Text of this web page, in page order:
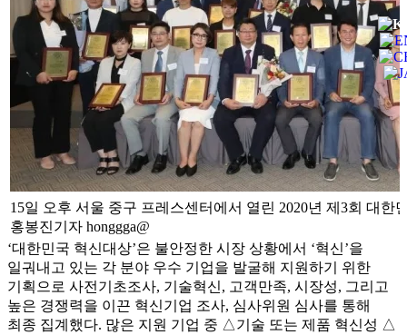
15일 오후 서울 중구 프레스센터에서 열린 2020년 제3회 대한
홍봉진기자 honggga@
‘대한민국 혁신대상’은 불안정한 시장 상황에서 ‘혁신’을
일궈내고 있는 각 분야 우수 기업을 발굴해 지원하기 위한
기획으로 사전기초조사, 기술혁신, 고객만족, 시장성, 그리고
높은 경쟁력을 이끈 혁신기업 조사, 심사위원 심사를 통해
최종 집계했다. 많은 지원 기업 중 △기술 또는 제품 혁신성 △